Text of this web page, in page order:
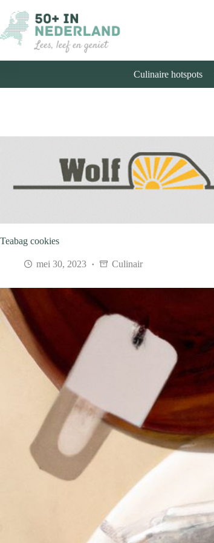
naar
de
inhoud
Culinaire hotspots
Teabag cookies
mei 30, 2023 Culinair